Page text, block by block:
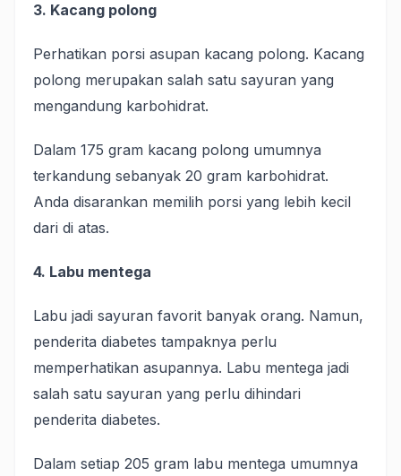
3. Kacang polong
Perhatikan porsi asupan kacang polong. Kacang
polong merupakan salah satu sayuran yang
mengandung karbohidrat.
Dalam 175 gram kacang polong umumnya
terkandung sebanyak 20 gram karbohidrat.
Anda disarankan memilih porsi yang lebih kecil
dari di atas.
4. Labu mentega
Labu jadi sayuran favorit banyak orang. Namun,
penderita diabetes tampaknya perlu
memperhatikan asupannya. Labu mentega jadi
salah satu sayuran yang perlu dihindari
penderita diabetes.
Dalam setiap 205 gram labu mentega umumnya